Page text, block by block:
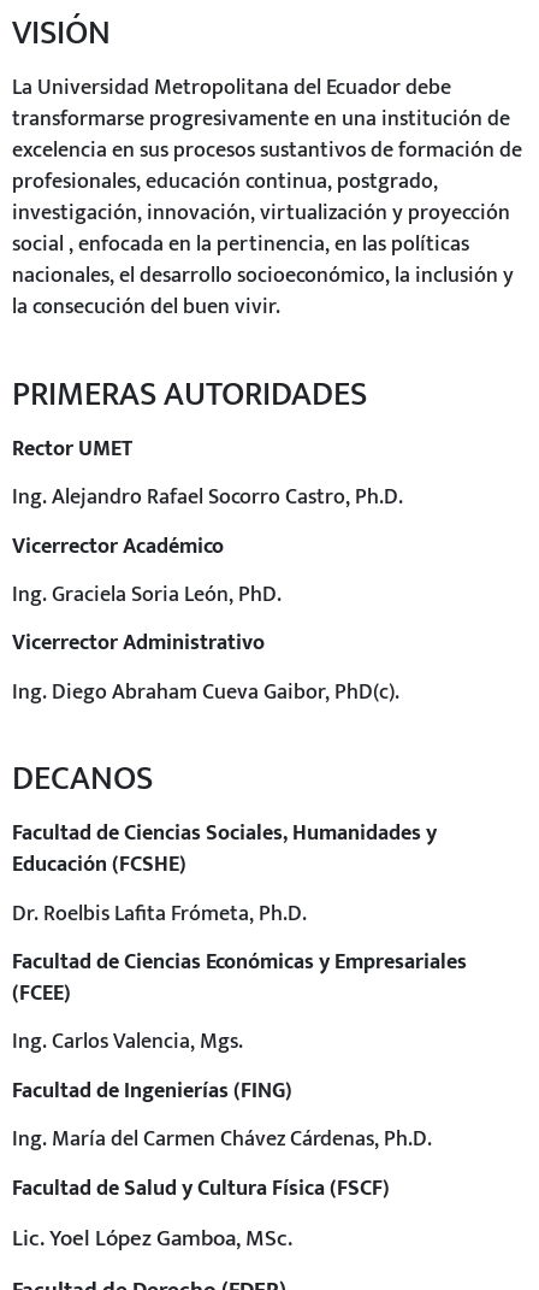
VISIÓN
La Universidad Metropolitana del Ecuador debe
transformarse progresivamente en una institución de
excelencia en sus procesos sustantivos de formación de
profesionales, educación continua, postgrado,
investigación, innovación, virtualización y proyección
social , enfocada en la pertinencia, en las políticas
nacionales, el desarrollo socioeconómico, la inclusión y
la consecución del buen vivir.
PRIMERAS AUTORIDADES
Rector UMET
Ing. Alejandro Rafael Socorro Castro, Ph.D.
Vicerrector Académico
Ing. Graciela Soria León, PhD.
Vicerrector Administrativo
Ing. Diego Abraham Cueva Gaibor, PhD(c).
DECANOS
Facultad de Ciencias Sociales, Humanidades y
Educación (FCSHE)
Dr. Roelbis Lafita Frómeta, Ph.D.
Facultad de Ciencias Económicas y Empresariales
(FCEE)
Ing. Carlos Valencia, Mgs.
Facultad de Ingenierías (FING)
Ing. María del Carmen Chávez Cárdenas, Ph.D.
Facultad de Salud y Cultura Física (FSCF)
Lic. Yoel López Gamboa, MSc.